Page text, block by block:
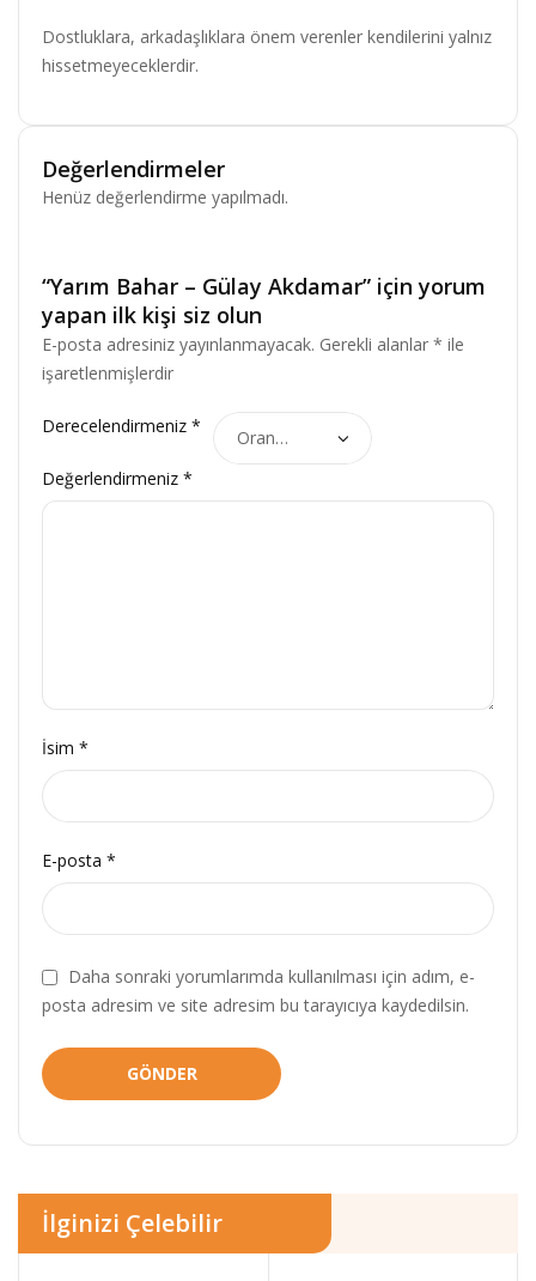
Dostluklara, arkadaşlıklara önem verenler kendilerini yalnız
hissetmeyeceklerdir.
Değerlendirmeler
Henüz değerlendirme yapılmadı.
“Yarım Bahar – Gülay Akdamar” için yorum
yapan ilk kişi siz olun
E-posta adresiniz yayınlanmayacak. Gerekli alanlar * ile
işaretlenmişlerdir
Derecelendirmeniz *
Değerlendirmeniz *
İsim *
E-posta *
Daha sonraki yorumlarımda kullanılması için adım, e-
posta adresim ve site adresim bu tarayıcıya kaydedilsin.
İlginizi Çelebilir